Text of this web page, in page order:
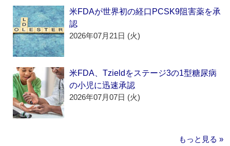
米FDAが世界初の経口PCSK9阻害薬を承
認
2026年07月21日 (火)
米FDA、Tzieldをステージ3の1型糖尿病
の小児に迅速承認
2026年07月07日 (火)
もっと見る »